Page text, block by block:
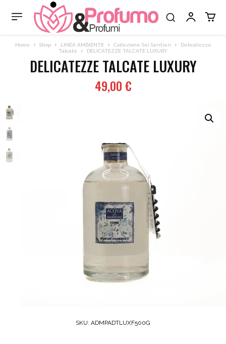
Home Shop LINEA AMBIENTE Collezione Sei Sentieri
Delicatezze
Talcate
DELICATEZZE TALCATE LUXURY
DELICATEZZE TALCATE LUXURY
49,00€
SKU: ADMPADTLUXF500G